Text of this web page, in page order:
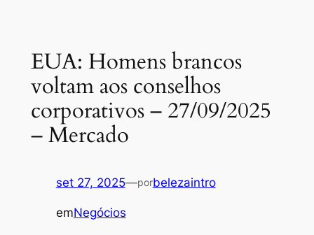
EUA: Homens brancos
voltam aos conselhos
corporativos – 27/09/2025
– Mercado
set 27, 2025—porbelezaintro
emNegócios